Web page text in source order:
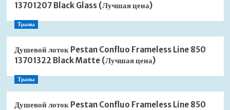
13701207 Black Glass (Лучшая цена)
Трапы
Душевой лоток Pestan Confluo Frameless Line 850
13701322 Black Matte (Лучшая цена)
Трапы
Душевой лоток Pestan Confluo Frameless Line 850